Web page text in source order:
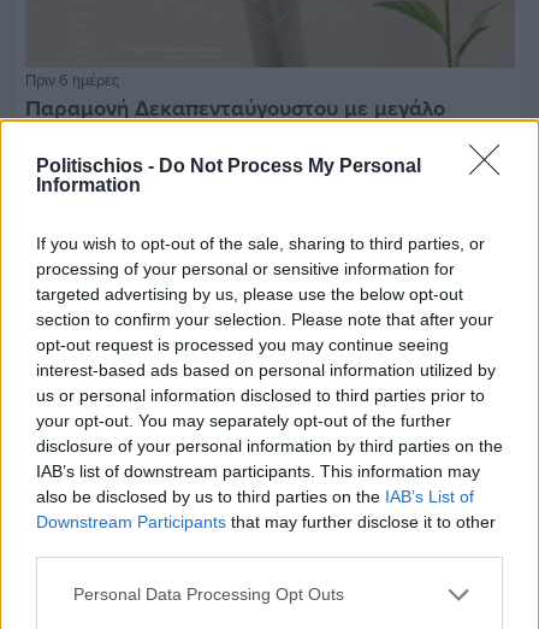
Politischios - Do Not Process My Personal
Information
If you wish to opt-out of the sale, sharing to third parties, or
processing of your personal or sensitive information for
targeted advertising by us, please use the below opt-out
section to confirm your selection. Please note that after your
opt-out request is processed you may continue seeing
interest-based ads based on personal information utilized by
us or personal information disclosed to third parties prior to
your opt-out. You may separately opt-out of the further
disclosure of your personal information by third parties on the
IAB’s list of downstream participants. This information may
also be disclosed by us to third parties on the IAB’s List of
Downstream Participants that may further disclose it to other
Personal Data Processing Opt Outs
Πριν 6 ημέρες
Παραμονή Δεκαπενταύγουστου με μεγάλο
πανηγύρι στη Σιδηρούντα
Πριν 7 ημέρες
70 χρόνια ιστορίας και συγκίνησης για το
Ανδρεάδειο Γυμνάσιο Βροντάδου